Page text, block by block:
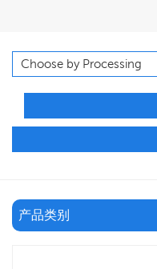
产品类别